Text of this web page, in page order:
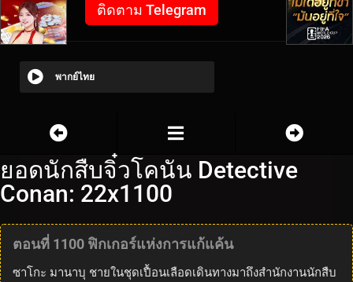
ติดตาม Telegram
พากย์ไทย
ยอดนักสืบจิ๋วโคนัน Detective
Conan: 22x1100
ตอนที่ 1100 ฟิกเกอร์แห่งการแก้แค้น
ซาโกะ มานาบุ ชายในชุดเปื้อนเลือดเดินทางมาถึงสำนักงานนักสืบ